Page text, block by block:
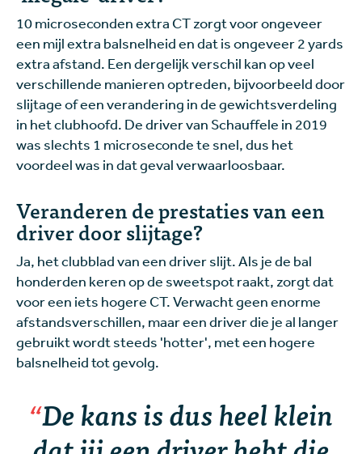
10 microseconden extra CT zorgt voor ongeveer
een mijl extra balsnelheid en dat is ongeveer 2 yards
extra afstand. Een dergelijk verschil kan op veel
verschillende manieren optreden, bijvoorbeeld door
slijtage of een verandering in de gewichtsverdeling
in het clubhoofd. De driver van Schauffele in 2019
was slechts 1 microseconde te snel, dus het
voordeel was in dat geval verwaarloosbaar.
Veranderen de prestaties van een
driver door slijtage?
Ja, het clubblad van een driver slijt. Als je de bal
honderden keren op de sweetspot raakt, zorgt dat
voor een iets hogere CT. Verwacht geen enorme
afstandsverschillen, maar een driver die je al langer
gebruikt wordt steeds 'hotter', met een hogere
balsnelheid tot gevolg.
De kans is dus heel klein